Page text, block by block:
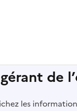
de
les